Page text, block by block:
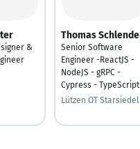
&
Thomas
Senior Software
Engineer -ReactJS -
NodeJS - gRPC -
Cypress - TypeScript
Lützen OT Starsiedel